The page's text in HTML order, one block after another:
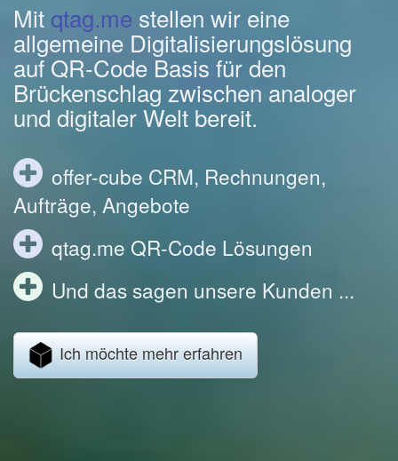
Mit qtag.me stellen wir eine
allgemeine Digitalisierungslösung
auf QR-Code Basis für den
Brückenschlag zwischen analoger
und digitaler Welt bereit.
offer-cube CRM, Rechnungen,
Aufträge, Angebote
qtag.me QR-Code Lösungen
Und das sagen unsere Kunden ...
Ich möchte mehr erfahren